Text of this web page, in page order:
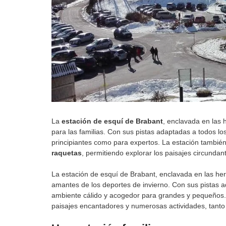
La estación de esquí de Brabant , enclavada en las
para las familias. Con sus pistas adaptadas a todos
principiantes como para expertos. La estación
raquetas , permitiendo explorar los paisajes
La estación de esquí de Brabant, enclavada en las
amantes de los deportes de invierno. Con sus pistas
ambiente cálido y acogedor para grandes y
paisajes encantadores y numerosas actividades,